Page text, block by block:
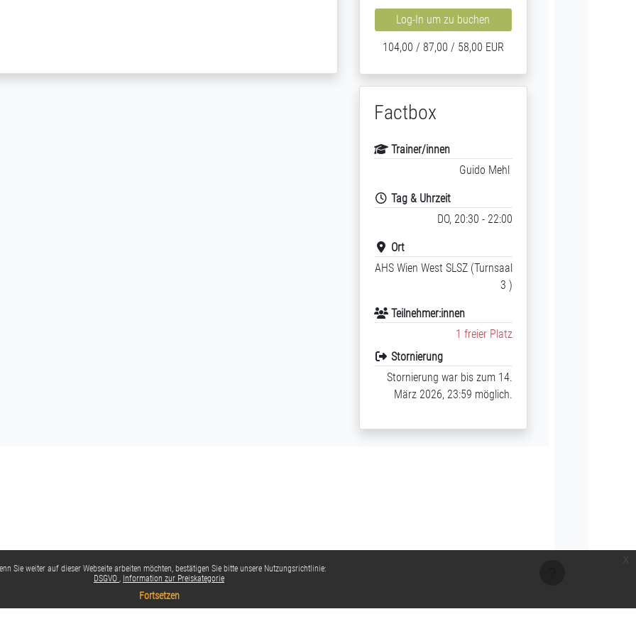
Sie weiter auf dieser Webseite arbeiten möchten, bestätigen Sie bitte unsere Nutzungsrichtlinie:
DSGVO
Information zur Preiskategorie
Fortsetzen
Log-In um zu buchen
104,00 / 87,00 / 58,00 EUR
Factbox
Trainer/innen
Guido Mehl
Tag & Uhrzeit
DO, 20:30 - 22:00
Ort
AHS Wien West SLSZ (Turnsaal
3 )
Teilnehmer:innen
1 freier Platz
Stornierung
Stornierung war bis zum 14.
März 2026, 23:59 möglich.